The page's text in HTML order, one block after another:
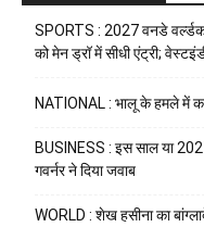
SPORTS : 2027 वनडे
को मेन ड्रॉ में सीधी एंट्री;
NATIONAL : भालू के हमले में
BUSINESS : इस साल या
गवर्नर ने दिया जवाब
WORLD : शेख हसीना का